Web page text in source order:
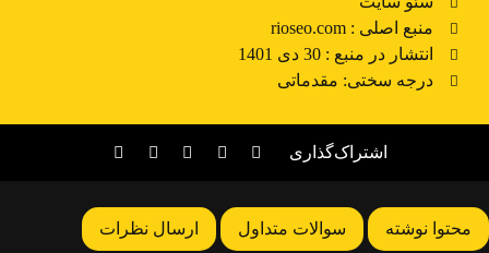
منبع اصلی : rioseo.com
انتشار در منبع : 30 دی 1401
درجه سختی: مقدماتی
اشتراک‌گذاری
محتوا نوشته سوالات متداول ارسال نظرات